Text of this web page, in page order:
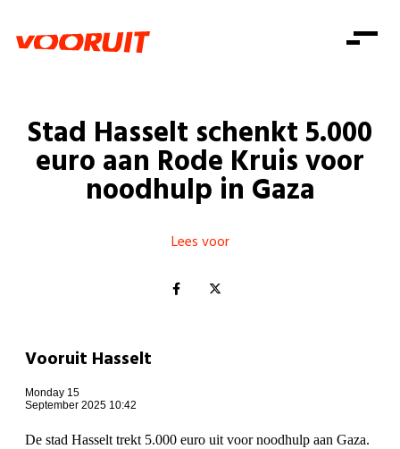
Zorg
Gelijke kansen
Consumentenbescherming
Pensioenen
Onze mensen
Standpunten
Vacatures
Doe mee
Doe mee
Word lid
Mis niets
Shop
Zoeken
Doe mee
Stad Hasselt schenkt 5.000
euro aan Rode Kruis voor
noodhulp in Gaza
Lees voor
Vooruit Hasselt
Monday 15
September 2025 10:42
De stad Hasselt trekt 5.000 euro uit voor noodhulp aan Gaza.